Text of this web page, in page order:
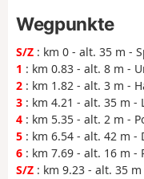
Wegpunkte
S/Z : km 0 - alt. 35 m -
1 : km 0.83 - alt. 8 m -
2 : km 1.82 - alt. 3 m -
3 : km 4.21 - alt. 35 m -
4 : km 5.35 - alt. 2 m -
5 : km 6.54 - alt. 42 m -
6 : km 7.69 - alt. 16 m -
S/Z : km 9.23 - alt. 35